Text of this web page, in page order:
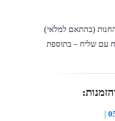
(בהתאם למלאי)
עם שליח – בתוספת